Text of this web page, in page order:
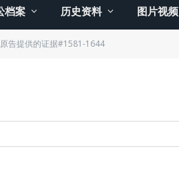
档案 历史资料 图片视频
原告提供的证据#1581-1644